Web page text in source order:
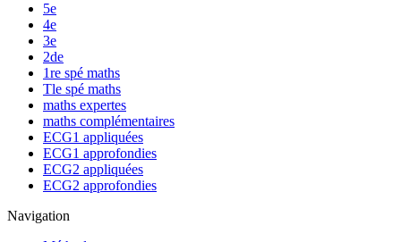
5e
4e
3e
2de
1re spé maths
Tle spé maths
maths expertes
maths complémentaires
ECG1 appliquées
ECG1 approfondies
ECG2 appliquées
ECG2 approfondies
Navigation